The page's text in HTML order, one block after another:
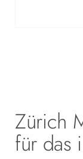
Zürich
für das